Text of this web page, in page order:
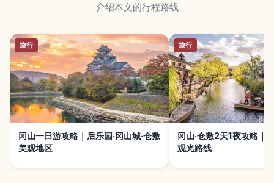
介绍本文的行程路线
旅行
冈山一日游攻略｜后乐园·冈山城·仓敷
美观地区
旅行
冈山·仓敷2天1夜攻略｜
观光路线